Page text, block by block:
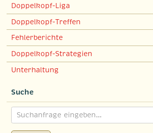
Doppelkopf-Liga
Doppelkopf-Treffen
Fehlerberichte
Doppelkopf-Strategien
Unterhaltung
Suche